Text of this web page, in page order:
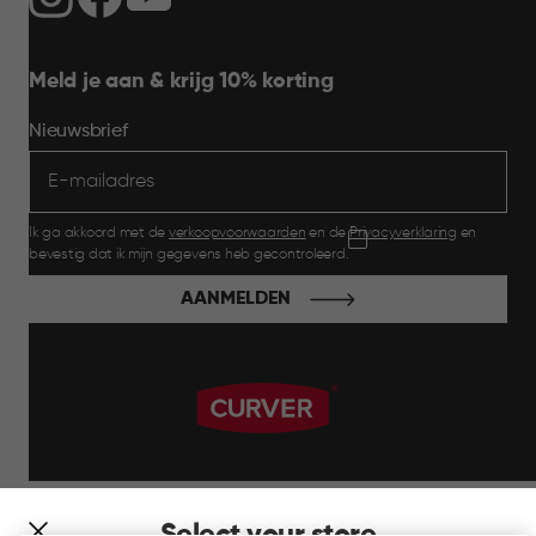
Meld je aan & krijg 10% korting
Nieuwsbrief
Ik ga akkoord met de verkoopvoorwaarden en dePrivacyverklaring en
bevestig dat ik mijn gegevens heb gecontroleerd.
AANMELDEN